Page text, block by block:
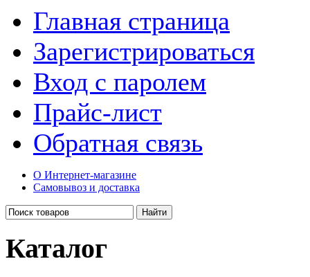
Главная страница
Зарегистрироваться
Вход с паролем
Прайс-лист
Обратная связь
О Интернет-магазине
Самовывоз и доставка
Каталог